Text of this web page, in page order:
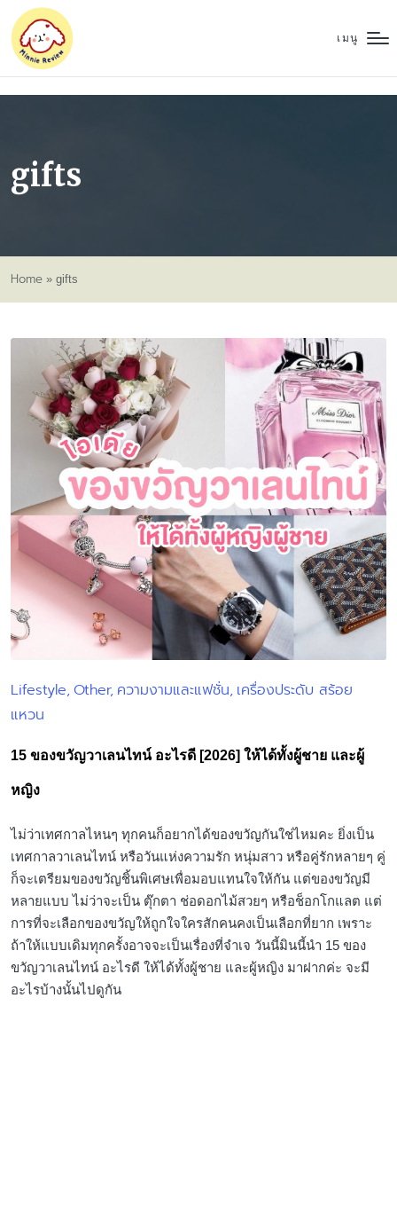
เมนู
gifts
Home » gifts
Posted
in
Lifestyle Other ความงามและแฟชั่น เครื่องประดับ สร้อย
แหวน
15 ของขวัญวาเลนไทน์ อะไรดี [2026] ให้ได้ทั้งผู้ชาย และผู้
หญิง
ไม่ว่าเทศกาลไหนๆ ทุกคนก็อยากได้ของขวัญกันใช่ไหมคะ ยิ่งเป็น
เทศกาลวาเลนไทน์ หรือวันแห่งความรัก หนุ่มสาว หรือคู่รักหลายๆ คู่
ก็จะเตรียมของขวัญชิ้นพิเศษเพื่อมอบแทนใจให้กัน แต่ของขวัญมี
หลายแบบ ไม่ว่าจะเป็น ตุ๊กตา ช่อดอกไม้สวยๆ หรือช็อกโกแลต แต่
การที่จะเลือกของขวัญให้ถูกใจใครสักคนคงเป็นเลือกที่ยาก เพราะ
ถ้าให้แบบเดิมทุกครั้งอาจจะเป็นเรื่องที่จำเจ วันนี้มินนี้นำ 15 ของ
ขวัญวาเลนไทน์ อะไรดี ให้ได้ทั้งผู้ชาย และผู้หญิง มาฝากค่ะ จะมี
อะไรบ้างนั้นไปดูกัน